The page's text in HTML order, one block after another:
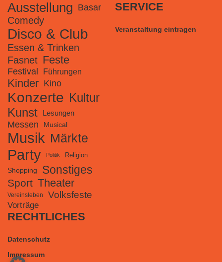
Ausstellung Basar
Comedy
Disco & Club
Essen & Trinken
Fasnet Feste
Festival Führungen
Kinder Kino
Konzerte Kultur
Kunst Lesungen
Messen Musical
Musik Märkte
Party Politik Religion
Shopping Sonstiges
Sport Theater
Vereinsleben Volksfeste
Vorträge
SERVICE
Veranstaltung eintragen
RECHTLICHES
Datenschutz
Impressum